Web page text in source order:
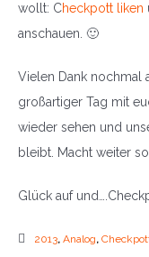
wollt: Checkpott liken
anschauen. 🙂
Vielen Dank nochmal
großartiger Tag mit
wieder sehen und
bleibt. Macht weiter
Glück auf
2013, Analog,